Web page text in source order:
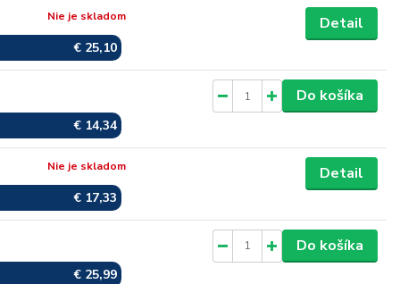
€ 25,10
Nie je skladom Detail
€ 14,34
Do košíka
€ 17,33
Nie je skladom Detail
€ 25,99
Do košíka